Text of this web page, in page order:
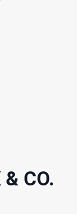
& CO.